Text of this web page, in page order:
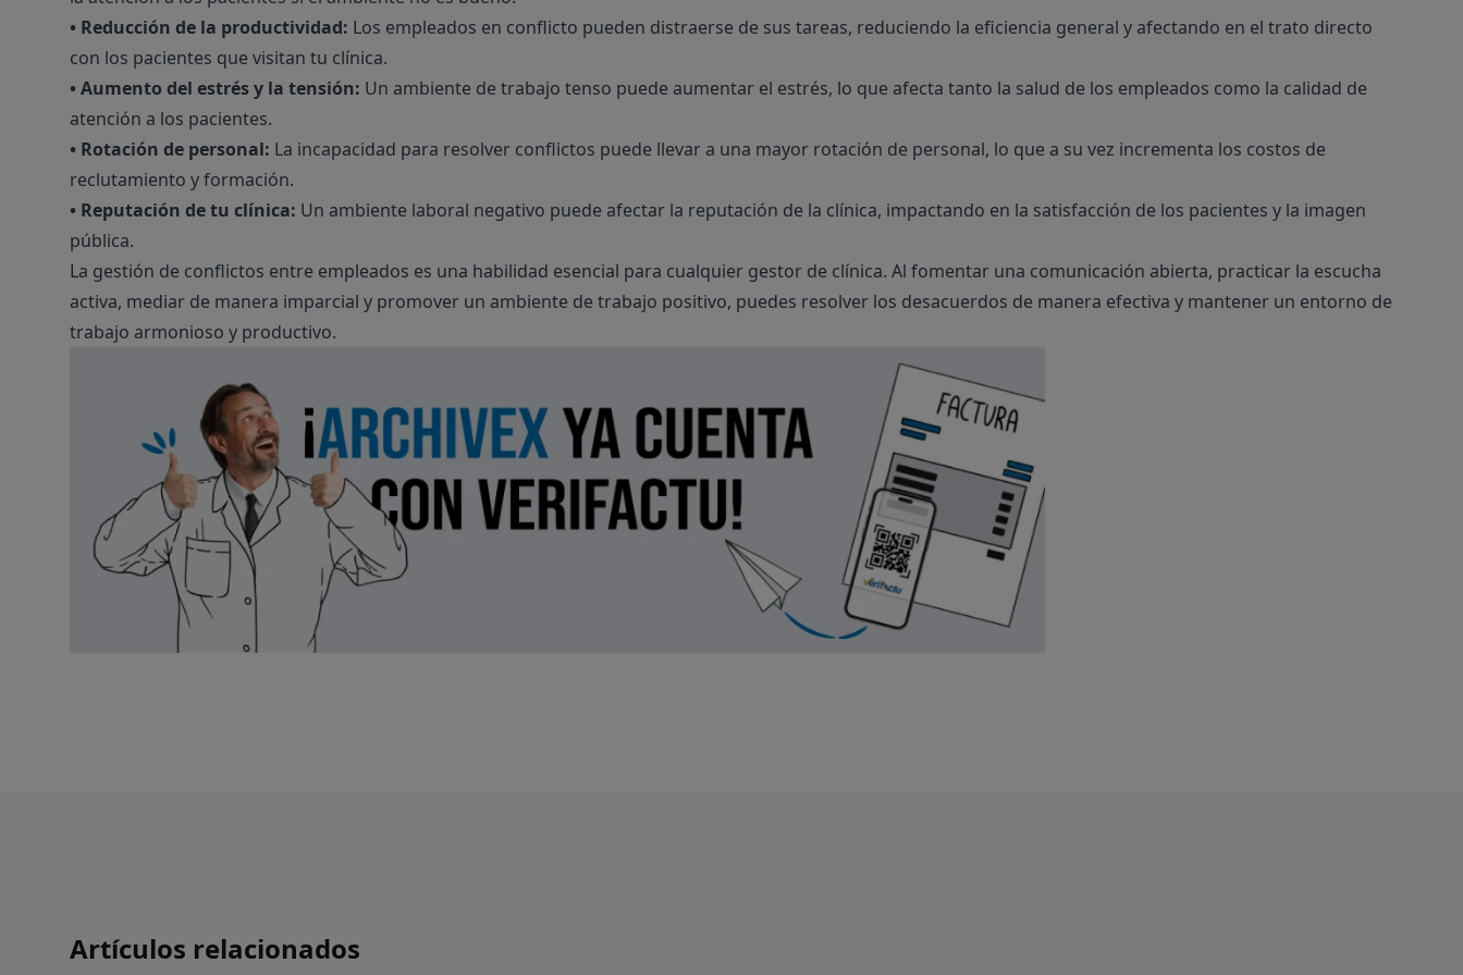
• Reducción de la productividad: Los empleados en conflicto pueden distraerse de sus tareas, reduciendo la eficiencia general y afectando en el trato directo
con los pacientes que visitan tu clínica.
• Aumento del estrés y la tensión: Un ambiente de trabajo tenso puede aumentar el estrés, lo que afecta tanto la salud de los empleados como la calidad de
atención a los pacientes.
• Rotación de personal: La incapacidad para resolver conflictos puede llevar a una mayor rotación de personal, lo que a su vez incrementa los costos de
reclutamiento y formación.
• Reputación de tu clínica: Un ambiente laboral negativo puede afectar la reputación de la clínica, impactando en la satisfacción de los pacientes y la imagen
pública.
La gestión de conflictos entre empleados es una habilidad esencial para cualquier gestor de clínica. Al fomentar una comunicación abierta, practicar la escucha
activa, mediar de manera imparcial y promover un ambiente de trabajo positivo, puedes resolver los desacuerdos de manera efectiva y mantener un entorno de
trabajo armonioso y productivo.
Artículos relacionados